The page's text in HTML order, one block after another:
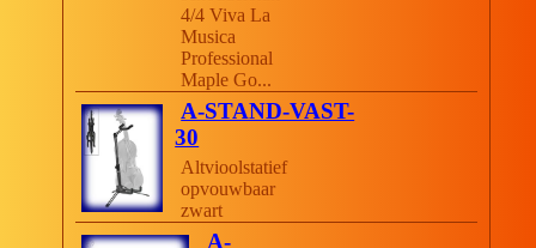
4/4 Viva La
Musica
Professional
Maple Go...
A-STAND-VAST-
30
Altvioolstatief
opvouwbaar
zwart
A-